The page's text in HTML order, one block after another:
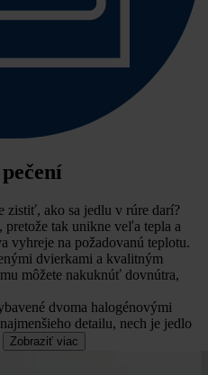
zistiť, ako sa jedlu v rúre darí?
tak unikne veľa tepla a
vyhreje na požadovanú teplotu.
dvierkami a kvalitným
môžete nakuknúť dovnútra,
dvoma halogénovými
detailu, nech je jedlo
Zobraziť viac